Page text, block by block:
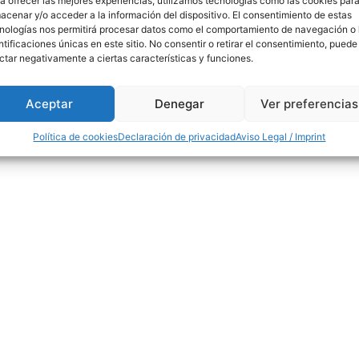
y/o acceder a la información del dispositivo. El consentimiento de estas
nos permitirá procesar datos como el comportamiento de navegación o
únicas en este sitio. No consentir o retirar el consentimiento, puede
negativamente a ciertas características y funciones.
Aceptar Denegar Ver preferencias
Política de cookiesDeclaración de privacidadAviso Legal / Imprint